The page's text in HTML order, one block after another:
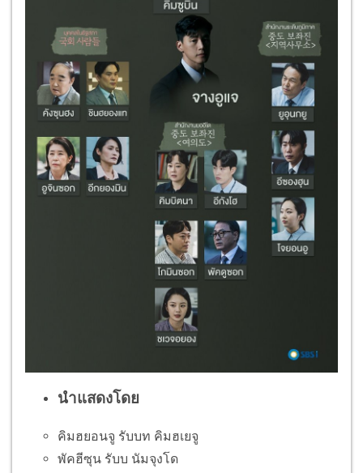
นำแสดงโดย
คิมฮยอนจู รับบท คิมฮเยจู
พัคฮีซุน รับบ นัมจุงโด